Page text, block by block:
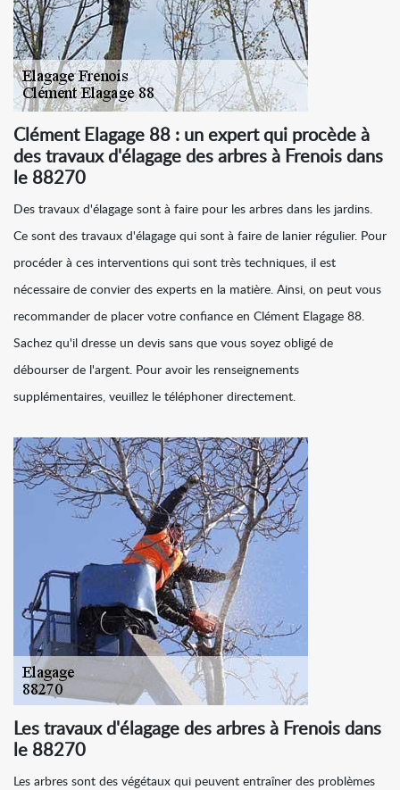
Clément Elagage 88 : un expert qui procède à
des travaux d'élagage des arbres à Frenois dans
le 88270
Des travaux d'élagage sont à faire pour les arbres dans les jardins.
Ce sont des travaux d'élagage qui sont à faire de lanier régulier. Pour
procéder à ces interventions qui sont très techniques, il est
nécessaire de convier des experts en la matière. Ainsi, on peut vous
recommander de placer votre confiance en Clément Elagage 88.
Sachez qu'il dresse un devis sans que vous soyez obligé de
débourser de l'argent. Pour avoir les renseignements
supplémentaires, veuillez le téléphoner directement.
Les travaux d'élagage des arbres à Frenois dans
le 88270
Les arbres sont des végétaux qui peuvent entraîner des problèmes